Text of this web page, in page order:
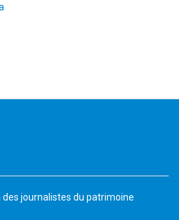
journalistes du patrimoine